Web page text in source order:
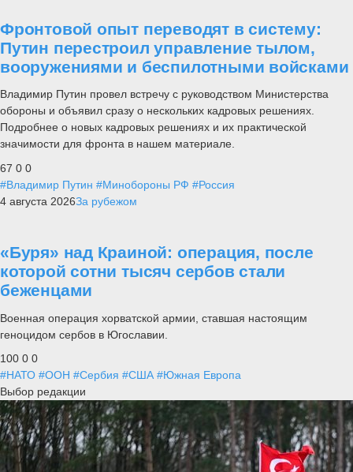
Фронтовой опыт переводят в систему:
Путин перестроил управление тылом,
вооружениями и беспилотными войсками
Владимир Путин провел встречу с руководством Министерства
обороны и объявил сразу о нескольких кадровых решениях.
Подробнее о новых кадровых решениях и их практической
значимости для фронта в нашем материале.
67 0 0
#Владимир Путин #Минобороны РФ #Россия
4 августа 2026За рубежом
«Буря» над Краиной: операция, после
которой сотни тысяч сербов стали
беженцами
Военная операция хорватской армии, ставшая настоящим
геноцидом сербов в Югославии.
100 0 0
#НАТО #ООН #Сербия #США #Южная Европа
Выбор редакции